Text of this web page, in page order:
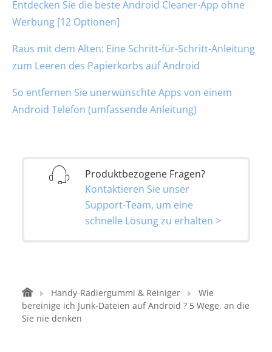
Entdecken Sie die beste Android Cleaner-App ohne
Werbung [12 Optionen]
Raus mit dem Alten: Eine Schritt-für-Schritt-Anleitung
zum Leeren des Papierkorbs auf Android
So entfernen Sie unerwünschte Apps von einem
Android Telefon (umfassende Anleitung)
Produktbezogene Fragen?
Kontaktieren Sie unser
Support-Team, um eine
schnelle Lösung zu erhalten >
Handy-Radiergummi & Reiniger
Wie
bereinige ich Junk-Dateien auf Android ? 5 Wege, an die
Sie nie denken